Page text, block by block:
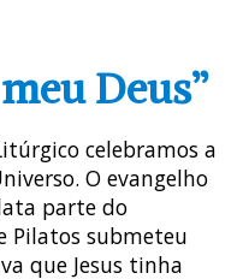
Deus”
celebramos a
O evangelho
parte do
Pilatos submeteu
que Jesus tinha